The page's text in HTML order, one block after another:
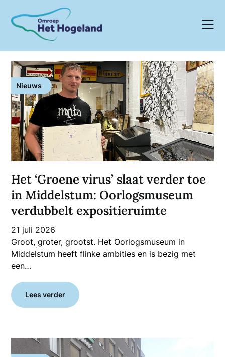
content
Nieuws
Het ‘Groene virus’ slaat verder toe
in Middelstum: Oorlogsmuseum
verdubbelt expositieruimte
21 juli 2026
Groot, groter, grootst. Het Oorlogsmuseum in
Middelstum heeft flinke ambities en is bezig met
een…
Lees verder